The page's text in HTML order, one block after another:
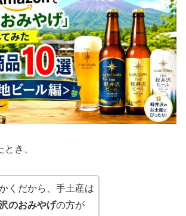
き、
くだから、手土産は
のおみやげの方が